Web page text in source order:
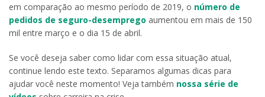
em comparação ao mesmo período de 2019, o número de
pedidos de seguro-desemprego aumentou em mais de 150
mil entre março e o dia 15 de abril.
Se você deseja saber como lidar com essa situação atual,
continue lendo este texto. Separamos algumas dicas para
ajudar você neste momento! Veja também nossa série de